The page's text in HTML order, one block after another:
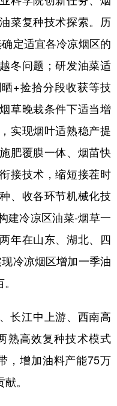
عربى
日本語 한국어
菜复种技术探索。历
定适宜各冷凉烟区的
冬问题；研发油菜适
+捡拾分段收获等技
草晚栽条件下适当增
实现烟叶适熟稳产提
肥覆膜一体、烟苗快
接技术，缩短接茬时
、收各环节机械化技
建冷凉区油菜-烟草一
年在山东、湖北、四
冷凉烟区增加一季油
长江中上游、西南高
熟高效复种技术模式
，增加油料产能75万
。